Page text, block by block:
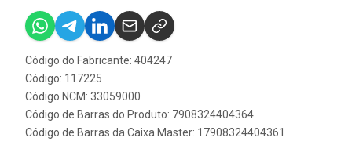
Código do Fabricante: 404247
Código: 117225
Código NCM: 33059000
Código de Barras do Produto: 7908324404364
Código de Barras da Caixa Master: 17908324404361